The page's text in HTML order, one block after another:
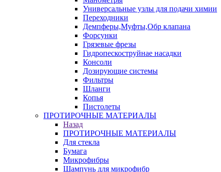
Универсальные узлы для подачи химии
Переходники
Демпферы,Муфты,Обр клапана
Форсунки
Грязевые фрезы
Гидропескоструйнае насадки
Консоли
Дозирующие системы
Фильтры
Шланги
Копья
Пистолеты
ПРОТИРОЧНЫЕ МАТЕРИАЛЫ
Назад
ПРОТИРОЧНЫЕ МАТЕРИАЛЫ
Для стекла
Бумага
Микрофибры
Шампунь для микрофибр